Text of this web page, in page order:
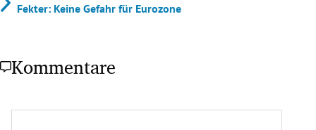
Fekter: Keine Gefahr für Eurozone
Kommentare